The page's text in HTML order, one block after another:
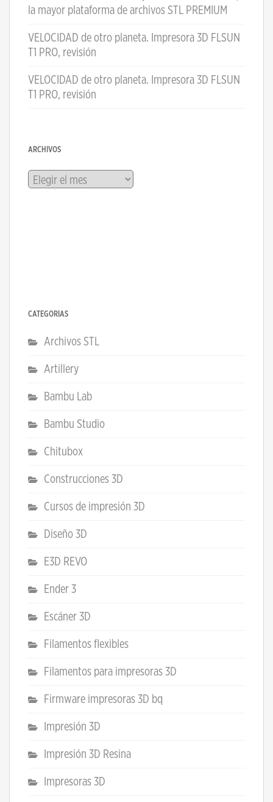
la mayor plataforma de archivos STL PREMIUM
VELOCIDAD de otro planeta. Impresora 3D FLSUN
T1 PRO, revisión
VELOCIDAD de otro planeta. Impresora 3D FLSUN
T1 PRO, revisión
ARCHIVOS
Archivos
CATEGORÍAS
Archivos STL
Artillery
Bambu Lab
Bambu Studio
Chitubox
Construcciones 3D
Cursos de impresión 3D
Diseño 3D
E3D REVO
Ender 3
Escáner 3D
Filamentos flexibles
Filamentos para impresoras 3D
Firmware impresoras 3D bq
Impresión 3D
Impresión 3D Resina
Impresoras 3D